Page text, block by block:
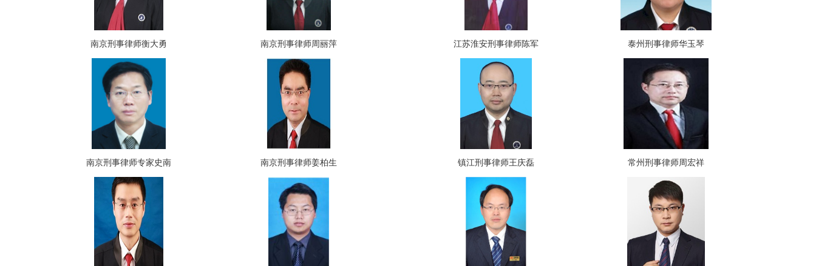
南京刑事律师衡大勇 南京刑事律师周丽萍
南京刑事律师专家史南 南京刑事律师姜柏生
江苏淮安刑事律师陈军 泰州刑事律师华玉琴
镇江刑事律师王庆磊 常州刑事律师周宏祥